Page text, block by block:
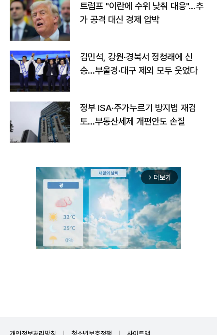
트럼프 "이란에 수위 낮춰 대응"…추
가 공격 대신 경제 압박
김민석, 강원·경북서 정청래에 신
승…부울경·대구 제외 모두 웃었다
정부 ISA·주가누르기 방지법 재검
토…부동산세제 개편안도 손질
arrow_forward_ios 더보기